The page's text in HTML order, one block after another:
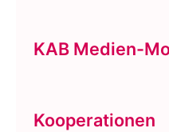
KAB Medien-
Kooperationen